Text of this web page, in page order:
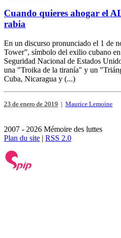
Cuando quieres ahogar el
rabia
En un discurso pronunciado el 1 de
Tower”, símbolo del exilio cubano
Seguridad Nacional de Estados
una "Troika de la tiranía" y un
Cuba, Nicaragua y (...)
23 de enero de 2019 | Maurice Lemoine
2007 - 2026 Mémoire des luttes
Plan du site | RSS 2.0